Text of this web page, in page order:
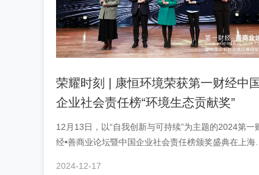
荣耀时刻 | 康恒环境荣获第一财经中国
企业社会责任榜“环境生态贡献奖”
12月13日，以“自我创新与可持续”为主题的2024第一
经•善商业论坛暨中国企业社会责任榜颁奖盛典在上海
2024-12-17